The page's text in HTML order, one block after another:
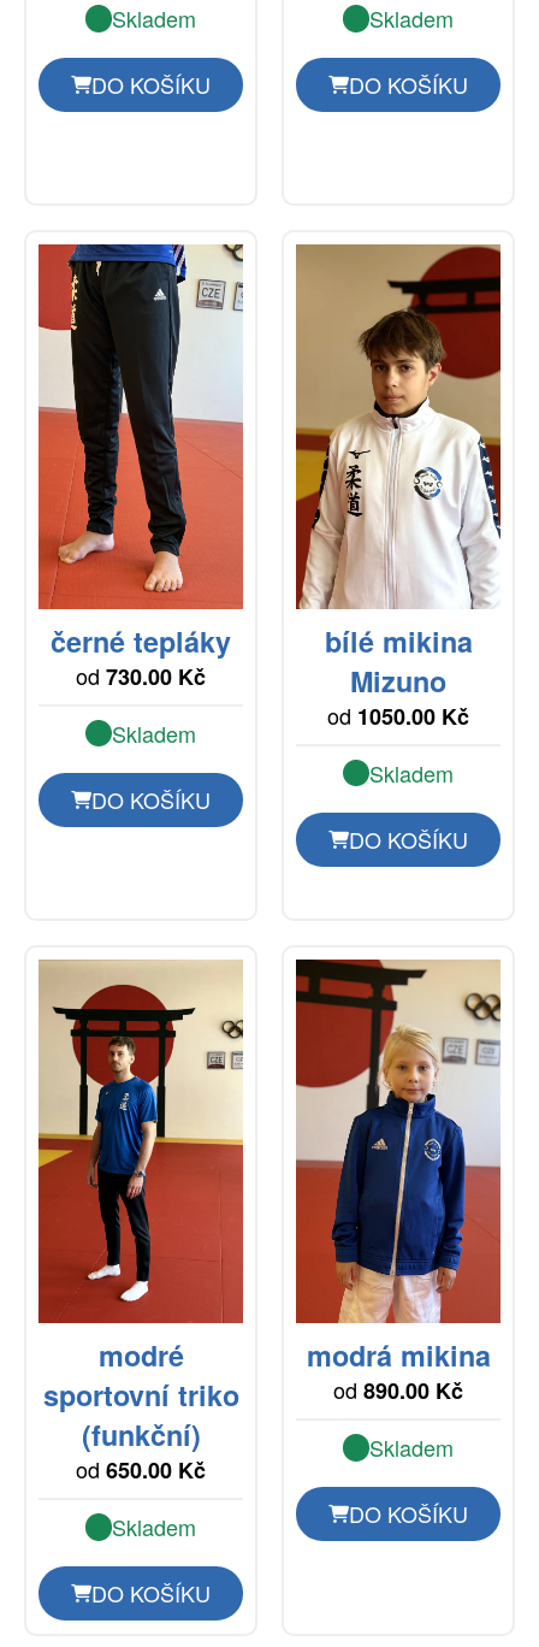
Skladem
DO KOŠÍKU
Skladem
DO KOŠÍKU
černé tepláky
od 730.00 Kč
Skladem
DO KOŠÍKU
bílé mikina
Mizuno
od 1050.00 Kč
Skladem
DO KOŠÍKU
modré
sportovní triko
(funkční)
od 650.00 Kč
Skladem
DO KOŠÍKU
modrá mikina
od 890.00 Kč
Skladem
DO KOŠÍKU